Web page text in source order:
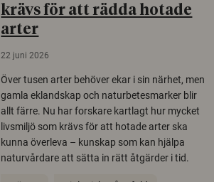
krävs för att rädda hotade
arter
22 juni 2026
Över tusen arter behöver ekar i sin närhet, men
gamla eklandskap och naturbetesmarker blir
allt färre. Nu har forskare kartlagt hur mycket
livsmiljö som krävs för att hotade arter ska
kunna överleva – kunskap som kan hjälpa
naturvårdare att sätta in rätt åtgärder i tid.